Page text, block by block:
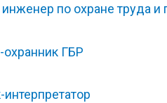
по охране труда
охранник ГБР